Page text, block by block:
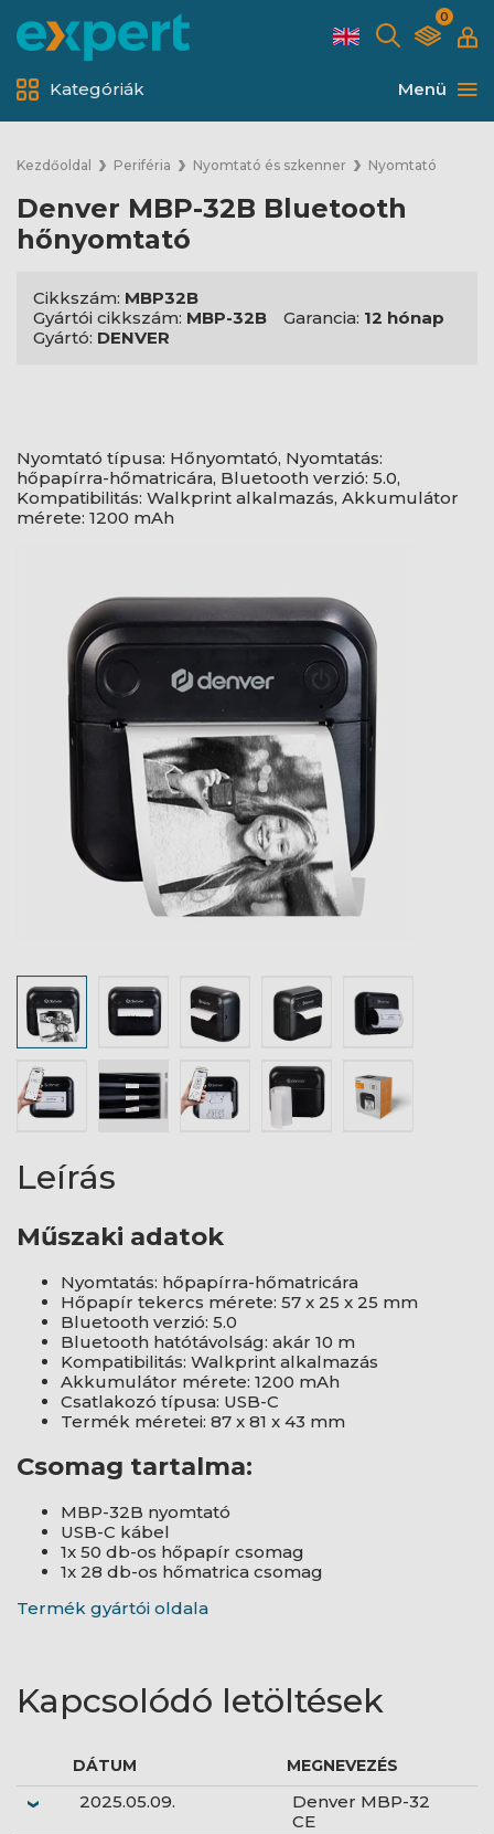
0
Menü
Kategóriák
Kezdőoldal Periféria Nyomtató és szkenner Nyomtató
Denver MBP-32B Bluetooth
hőnyomtató
Cikkszám: MBP32B
Gyártói cikkszám: MBP-32B Garancia: 12 hónap
Gyártó: DENVER
Nyomtató típusa: Hőnyomtató, Nyomtatás:
hőpapírra-hőmatricára, Bluetooth verzió: 5.0,
Kompatibilitás: Walkprint alkalmazás, Akkumulátor
mérete: 1200 mAh
Leírás
Műszaki adatok
Nyomtatás: hőpapírra-hőmatricára
Hőpapír tekercs mérete: 57 x 25 x 25 mm
Bluetooth verzió: 5.0
Bluetooth hatótávolság: akár 10 m
Kompatibilitás: Walkprint alkalmazás
Akkumulátor mérete: 1200 mAh
Csatlakozó típusa: USB-C
Termék méretei: 87 x 81 x 43 mm
Csomag tartalma:
MBP-32B nyomtató
USB-C kábel
1x 50 db-os hőpapír csomag
1x 28 db-os hőmatrica csomag
Termék gyártói oldala
Kapcsolódó letöltések
DÁTUM MEGNEVEZÉS
2025.05.09.
Denver MBP-32
CE